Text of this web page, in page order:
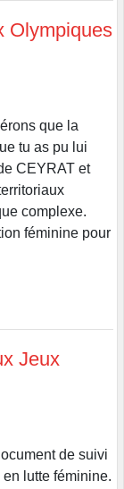
Olympiques
que la
tu as pu lui
CEYRAT et
complexe.
féminine pour
Jeux
de suivi
lutte féminine.